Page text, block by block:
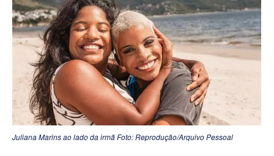
Juliana Marins ao lado da irmã Foto: Reprodução/Arquivo Pessoal